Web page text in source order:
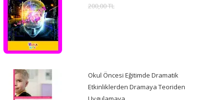
200,00 TL
Okul Öncesi Eğitimde Dramatik
Etkinliklerden Dramaya Teoriden